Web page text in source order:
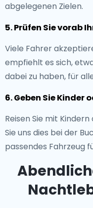
abgelegenen Zielen.
5. Prüfen Sie vorab
Viele Fahrer
empfiehlt es sich,
dabei zu haben, für
6. Geben Sie Kinder
Reisen Sie mit
Sie uns dies bei der
passendes Fahrzeug